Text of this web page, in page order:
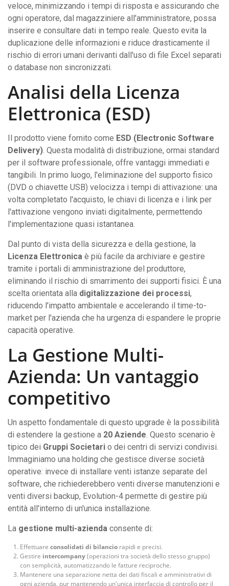
veloce, minimizzando i tempi di risposta e assicurando che
ogni operatore, dal magazziniere all'amministratore, possa
inserire e consultare dati in tempo reale. Questo evita la
duplicazione delle informazioni e riduce drasticamente il
rischio di errori umani derivanti dall'uso di file Excel separati
o database non sincronizzati.
Analisi della Licenza
Elettronica (ESD)
Il prodotto viene fornito come ESD (Electronic Software
Delivery). Questa modalità di distribuzione, ormai standard
per il software professionale, offre vantaggi immediati e
tangibili. In primo luogo, l'eliminazione del supporto fisico
(DVD o chiavette USB) velocizza i tempi di attivazione: una
volta completato l'acquisto, le chiavi di licenza e i link per
l'attivazione vengono inviati digitalmente, permettendo
l'implementazione quasi istantanea.
Dal punto di vista della sicurezza e della gestione, la
Licenza Elettronica è più facile da archiviare e gestire
tramite i portali di amministrazione del produttore,
eliminando il rischio di smarrimento dei supporti fisici. È una
scelta orientata alla digitalizzazione dei processi,
riducendo l'impatto ambientale e accelerando il time-to-
market per l'azienda che ha urgenza di espandere le proprie
capacità operative.
La Gestione Multi-
Azienda: Un vantaggio
competitivo
Un aspetto fondamentale di questo upgrade è la possibilità
di estendere la gestione a 20 Aziende. Questo scenario è
tipico dei Gruppi Societari o dei centri di servizi condivisi.
Immaginiamo una holding che gestisce diverse società
operative: invece di installare venti istanze separate del
software, che richiederebbero venti diverse manutenzioni e
venti diversi backup, Evolution-4 permette di gestire più
entità all'interno di un'unica installazione.
La gestione multi-azienda consente di:
Effettuare consolidati di bilancio rapidi e precisi.
Gestire intercompany(operazioni tra società dello stesso gruppo)
con semplicità, automatizzando le fatture reciproche.
Mantenere una separazione netta dei dati fiscali e amministrativi di
ogni azienda, pur mantenendo un'unica interfaccia di controllo per il